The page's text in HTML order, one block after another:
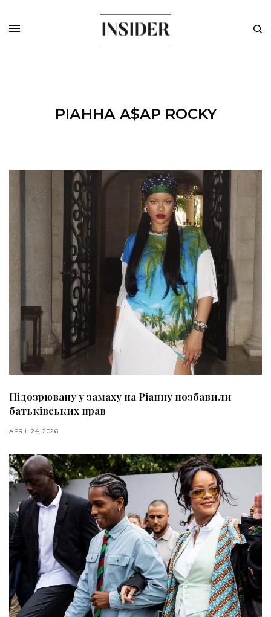
РІАННА A$AP ROCKY
Підозрювану у замаху на Ріанну позбавили
батьківських прав
APRIL 24, 2026